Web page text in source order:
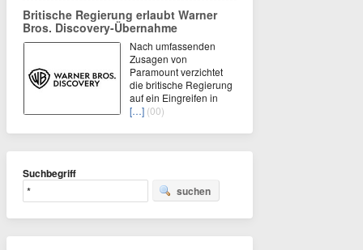
Britische Regierung erlaubt Warner
Bros. Discovery-Übernahme
Nach umfassenden
Zusagen von
Paramount verzichtet
die britische Regierung
auf ein Eingreifen in
[…] (00)
Suchbegriff
suchen